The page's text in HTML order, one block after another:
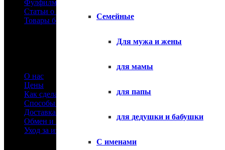
Семейные
Для мужа и жены
для мамы
для папы
для дедушки и бабушки
С именами
Фулфилмент
Статьи о футболках
Товары без принтов
О нас
Цены
Как сделать заказ
Способы оплаты
Доставка товара
Обмен и возврат
Уход за изделиями